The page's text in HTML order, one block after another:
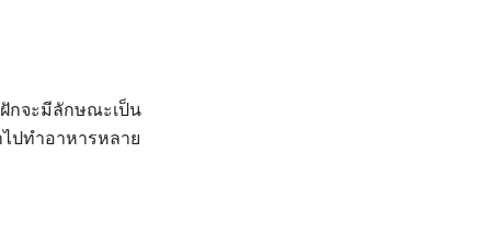
กจะมีลักษณะเป็น
ปทำอาหารหลาย